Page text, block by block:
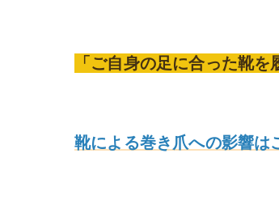
「ご自身の足に合った靴を
靴による巻き爪への影響は